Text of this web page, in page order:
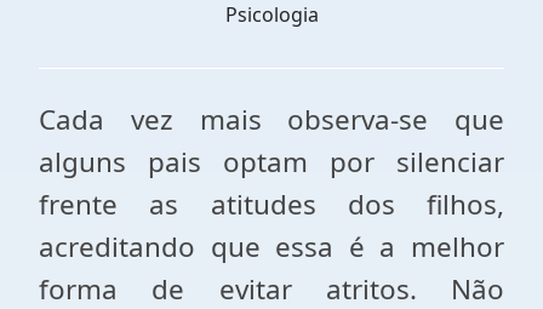
Psicologia
Cada vez mais observa-se que
alguns pais optam por silenciar
frente as atitudes dos filhos,
acreditando que essa é a melhor
forma de evitar atritos. Não